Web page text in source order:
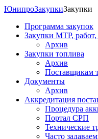
ЮнипроЗакупкиЗакупки
Программа закупок
Закупки МТР, работ,
Архив
Закупки топлива
Архив
Поставщикам
Документы
Архив
Аккредитация
Процедура
Портал СРП
Технические
Часто